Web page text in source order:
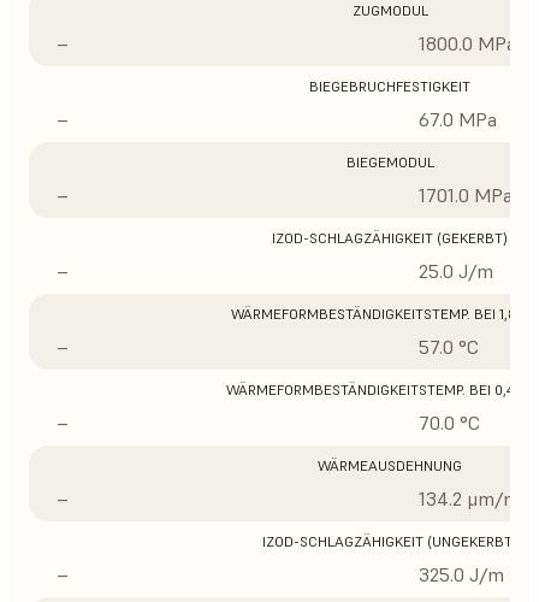
ZUGMODUL
– 1800.0 MPa
BIEGEBRUCHFESTIGKEIT
– 67.0 MPa
BIEGEMODUL
– 1701.0 MPa
IZOD-SCHLAGZÄHIGKEIT (GEKERBT)
– 25.0 J/m
WÄRMEFORMBESTÄNDIGKEITSTEMP. BEI 1,8
– 57.0 °C
WÄRMEFORMBESTÄNDIGKEITSTEMP. BEI 0,45
– 70.0 °C
WÄRMEAUSDEHNUNG
– 134.2 μm/m/
IZOD-SCHLAGZÄHIGKEIT (UNGEKERBT)
– 325.0 J/m